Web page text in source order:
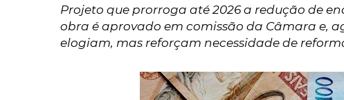
Projeto que prorroga até 2026 a redução de
obra é aprovado em comissão da Câmara e,
elogiam, mas reforçam necessidade de